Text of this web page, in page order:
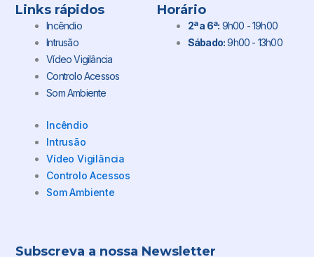
Links rápidos
Incêndio
Intrusão
Vídeo Vigilância
Controlo Acessos
Som Ambiente
Incêndio
Intrusão
Vídeo Vigilância
Controlo Acessos
Som Ambiente
Horário
2ª a 6ª: 9h00 - 19h00
Sábado:9h00 - 13h00
Subscreva a nossa Newsletter